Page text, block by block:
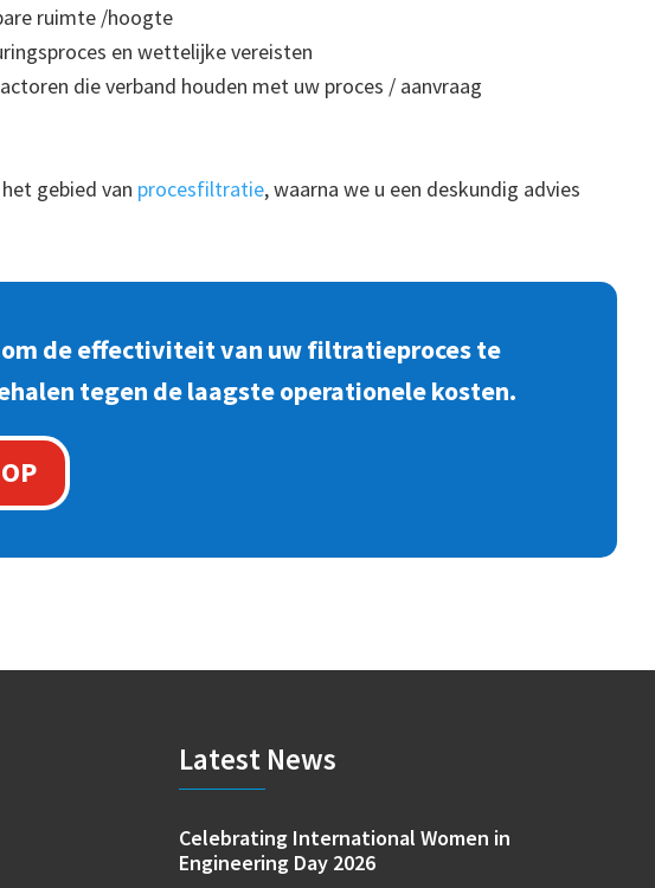
ruimte /hoogte
en wettelijke vereisten
die verband houden met uw proces / aanvraag
gebied van procesfiltratie, waarna we u een deskundig advies
om de effectiviteit van uw filtratieproces te
tegen de laagste operationele kosten.
Latest News
Celebrating International Women in
Engineering Day 2026